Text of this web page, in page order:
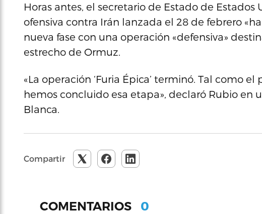
Horas antes, el secretario de Estado de Estados
ofensiva contra Irán lanzada el 28 de febrero
nueva fase con una operación «defensiva»
estrecho de Ormuz.
«La operación ‘Furia Épica’ terminó. Tal como
hemos concluido esa etapa», declaró Rubio en
Blanca.
Compartir
COMENTARIOS 0